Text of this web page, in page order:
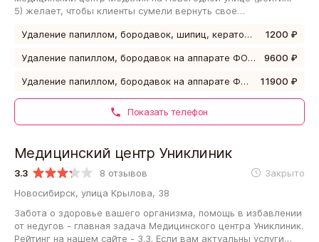
5) желает, чтобы клиенты сумели вернуть своё
Показать телефон
Удаление папиллом, бородавок, шипиц, кератом, омозолелостей методом высокочастотной электрохирургии (аппаратом ФОТЕК / НИКОР) 1200 ₽
Удаление папиллом, бородавок на аппарате ФОТЕК / НИКОР (до 20 шт) (без учета гистологии) (А16. 01. 017. 001) 9600 ₽
Удаление папиллом, бородавок на аппарате ФОТЕК / НИКОР (до 30 шт) (без учета гистологии) (А16. 01. 017. 001) 11900 ₽
3.3 8 отзывов Закрыто
Медицинский центр Униклиник
Новосибирск, улица Крылова, 38
Забота о здоровье вашего организма, помощь в избавлении
от недугов - главная задача Медицинского центра Униклиник.
Рейтинг на нашем сайте - 3.3. Если вам актуальны услуги